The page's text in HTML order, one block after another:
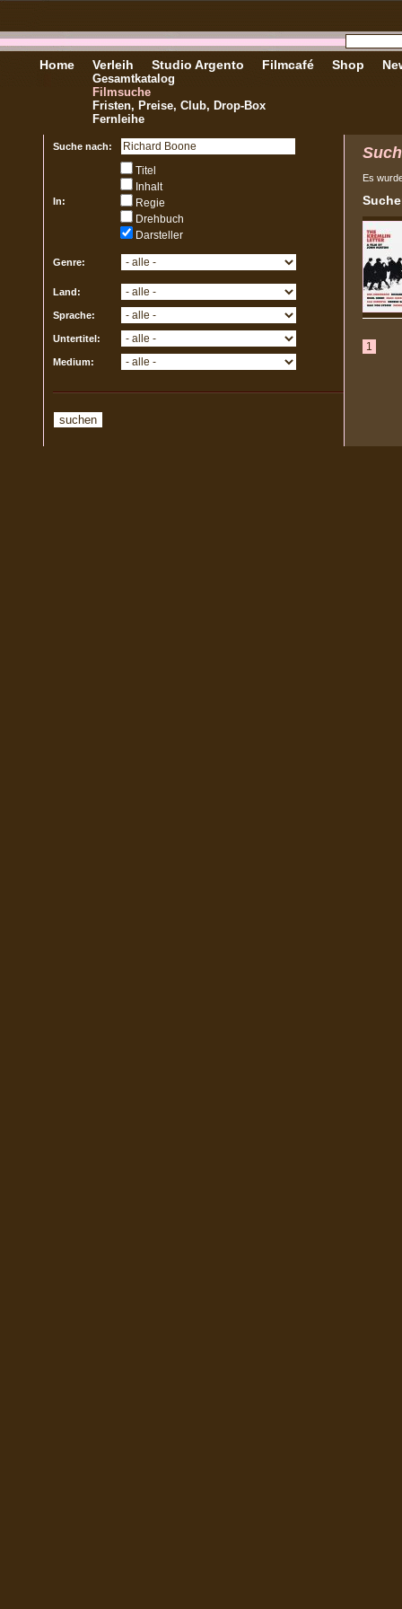
Home Verleih
Gesamtkatalog
Filmsuche
Fristen, Preise, Club, Drop-Box
Fernleihe
Studio Argento Filmcafé Shop
Suche nach:
In:
Titel
Inhalt
Regie
Drehbuch
Darsteller
Genre:
Land:
Sprache:
Untertitel:
Medium:
Es
1